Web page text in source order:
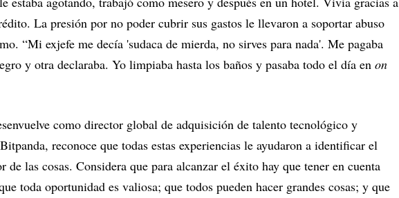
La presión por no poder cubrir sus gastos le llevaron a soportar abuso
“Mi exjefe me decía 'sudaca de mierda, no sirves para nada'. Me pagaba
y otra declaraba. Yo limpiaba hasta los baños y pasaba todo el día en on
como director global de adquisición de talento tecnológico y
reconoce que todas estas experiencias le ayudaron a identificar el
de las cosas. Considera que para alcanzar el éxito hay que tener en cuenta
toda oportunidad es valiosa; que todos pueden hacer grandes cosas; y que